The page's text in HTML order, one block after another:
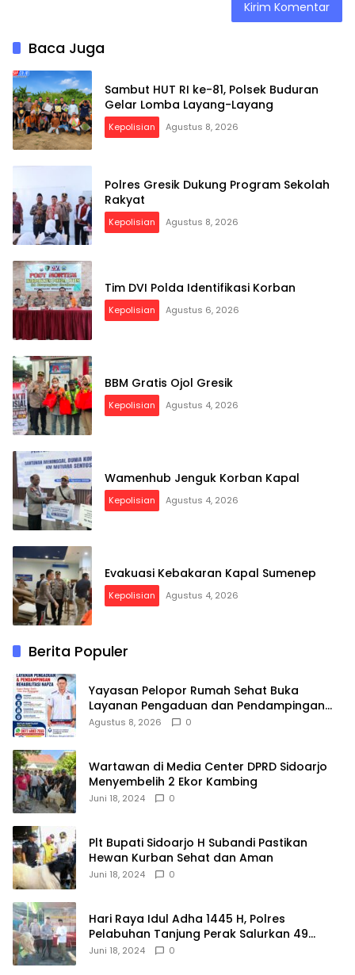
Baca Juga
Sambut HUT RI ke-81, Polsek Buduran
Gelar Lomba Layang-Layang
Kepolisian Agustus 8, 2026
Polres Gresik Dukung Program Sekolah
Rakyat
Kepolisian Agustus 8, 2026
Tim DVI Polda Identifikasi Korban
Kepolisian Agustus 6, 2026
BBM Gratis Ojol Gresik
Kepolisian Agustus 4, 2026
Wamenhub Jenguk Korban Kapal
Kepolisian Agustus 4, 2026
Evakuasi Kebakaran Kapal Sumenep
Kepolisian Agustus 4, 2026
Berita Populer
Yayasan Pelopor Rumah Sehat Buka
Layanan Pengaduan dan Pendampingan
Rehabilitasi NAPZA 24 Jam
Agustus 8, 2026 0
Wartawan di Media Center DPRD Sidoarjo
Menyembelih 2 Ekor Kambing
Juni 18, 2024 0
Plt Bupati Sidoarjo H Subandi Pastikan
Hewan Kurban Sehat dan Aman
Juni 18, 2024 0
Hari Raya Idul Adha 1445 H, Polres
Pelabuhan Tanjung Perak Salurkan 49
Hewan Korban.
Juni 18, 2024 0